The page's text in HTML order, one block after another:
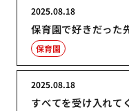
保育園で好きだった
2025.08.18
保育園
すべてを受け入れて
2025.08.18